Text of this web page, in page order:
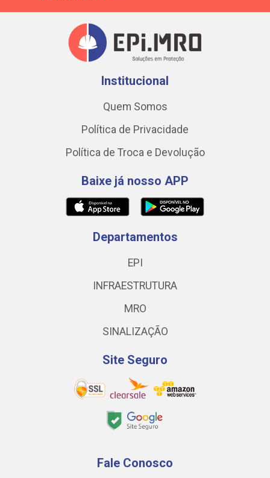
Institucional
Quem Somos
Política de Privacidade
Política de Troca e Devolução
Baixe já nosso APP
Departamentos
EPI
INFRAESTRUTURA
MRO
SINALIZAÇÃO
Site Seguro
Fale Conosco